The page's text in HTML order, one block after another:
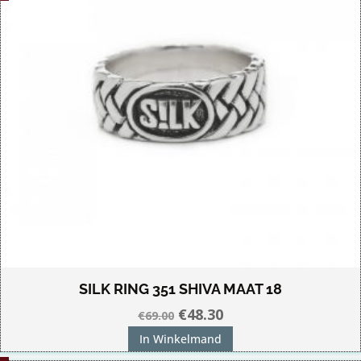
SILK RING 351 SHIVA MAAT 18
€69.00 Oorspronkelijke
prijs
was:
€48.30Huidige
is:
In Winkelmand